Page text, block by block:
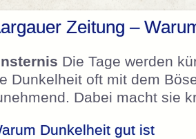
Zeitung –
Die Tage werden
Dunkelheit oft mit dem
Dabei macht sie
Dunkelheit gut ist